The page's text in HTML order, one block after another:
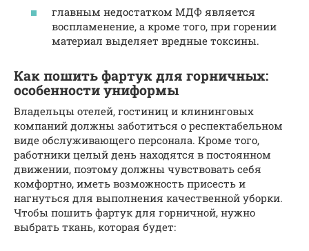
главным недостатком МДФ является
воспламенение, а кроме того, при горении
материал выделяет вредные токсины.
Как пошить фартук для горничных:
особенности униформы
Владельцы отелей, гостиниц и клининговых
компаний должны заботиться о респектабельном
виде обслуживающего персонала. Кроме того,
работники целый день находятся в постоянном
движении, поэтому должны чувствовать себя
комфортно, иметь возможность присесть и
нагнуться для выполнения качественной уборки.
Чтобы пошить фартук для горничной, нужно
выбрать ткань, которая будет: